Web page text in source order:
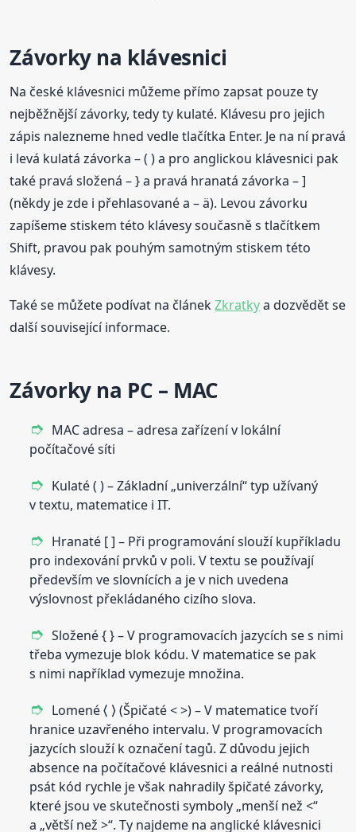
Závorky na klávesnici
Na české klávesnici můžeme přímo zapsat pouze ty
nejběžnější závorky, tedy ty kulaté. Klávesu pro jejich
zápis nalezneme hned vedle tlačítka Enter. Je na ní pravá
i levá kulatá závorka – ( ) a pro anglickou klávesnici pak
také pravá složená – } a pravá hranatá závorka – ]
(někdy je zde i přehlasované a – ä). Levou závorku
zapíšeme stiskem této klávesy současně s tlačítkem
Shift, pravou pak pouhým samotným stiskem této
klávesy.
Také se můžete podívat na článekZkratkya dozvědět se
další související informace.
Závorky na PC – MAC
MAC adresa – adresa zařízení v lokální
počítačové síti
Kulaté ( ) – Základní „univerzální“ typ užívaný
v textu, matematice i IT.
Hranaté [ ] – Při programování slouží kupříkladu
pro indexování prvků v poli. V textu se používají
především ve slovnících a je v nich uvedena
výslovnost překládaného cizího slova.
Složené { } – V programovacích jazycích se s nimi
třeba vymezuje blok kódu. V matematice se pak
s nimi například vymezuje množina.
Lomené ⟨ ⟩ (Špičaté < >) – V matematice tvoří
hranice uzavřeného intervalu. V programovacích
jazycích slouží k označení tagů. Z důvodu jejich
absence na počítačové klávesnici a reálné nutnosti
psát kód rychle je však nahradily špičaté závorky,
které jsou ve skutečnosti symboly „menší než <“
a „větší než >“. Ty najdeme na anglické klávesnici